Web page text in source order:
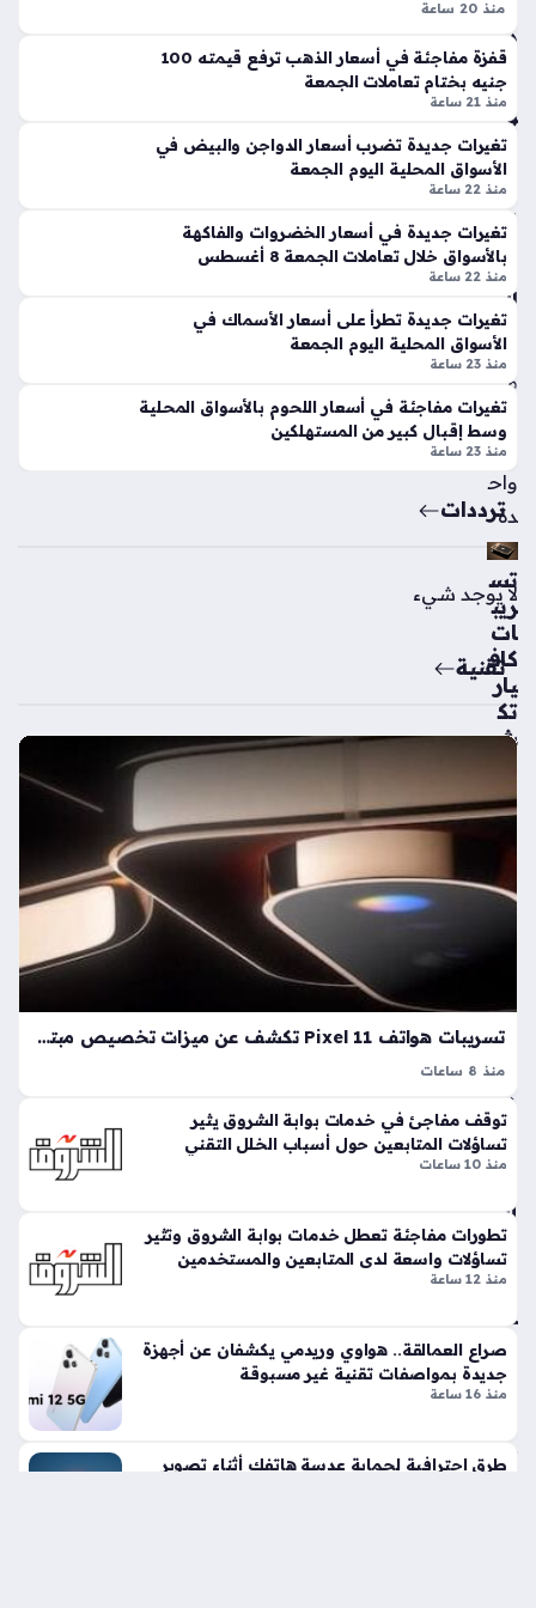
بع
د
واق
عة
لند
ن
منذ
3
سا
عا
ت
هة
داخ
ل
س
وق
الع
بور
صب
اح
الي
وم
ال
سب
ت
منذ
سا
عة
واح
دة
تس
ريب
ات
كاف
يار
تك
ش
مح
مي
ي
لها
ف
آيف
ون
ألت
را
الج
دي
د
منذ
سا
ن
منذ 20 ساعة
جنيهًا في الجرام الواحد مقارنة بالتحديثات السابقة. يأتي هذا التحرك
قفزة مفاجئة في أسعار الذهب ترفع قيمته 100
جنيه بختام تعاملات الجمعة
منذ 21 ساعة
تغيرات جديدة تضرب أسعار الدواجن والبيض في
الأسواق المحلية اليوم الجمعة
منذ 22 ساعة
تغيرات جديدة في أسعار الخضروات والفاكهة
بالأسواق خلال تعاملات الجمعة 8 أغسطس
منذ 22 ساعة
تغيرات جديدة تطرأ على أسعار الأسماك في
الأسواق المحلية اليوم الجمعة
منذ 23 ساعة
تغيرات مفاجئة في أسعار اللحوم بالأسواق المحلية
وسط إقبال كبير من المستهلكين
منذ 23 ساعة
ترددات
لا يوجد شيء
تقنية
تسريبات هواتف Pixel 11 تكشف عن ميزات تخصيص مبتكرة للمكالمات ونظام HiLight الجديد
منذ 8 ساعات
تتردد أنباء قوية حول دمج ميزة HiLight المبتكرة في تصميمها
الجديد، والتي تهدف إلى تحسين تفاعل المستخدمين مع هواتفهم
توقف مفاجئ في خدمات بوابة الشروق يثير
تساؤلات المتابعين حول أسباب الخلل التقني
منذ 10 ساعات
تطورات مفاجئة تعطل خدمات بوابة الشروق وتثير
تساؤلات واسعة لدى المتابعين والمستخدمين
منذ 12 ساعة
صراع العمالقة.. هواوي وريدمي يكشفان عن أجهزة
جديدة بمواصفات تقنية غير مسبوقة
منذ 16 ساعة
طرق احترافية لحماية عدسة هاتفك أثناء تصوير